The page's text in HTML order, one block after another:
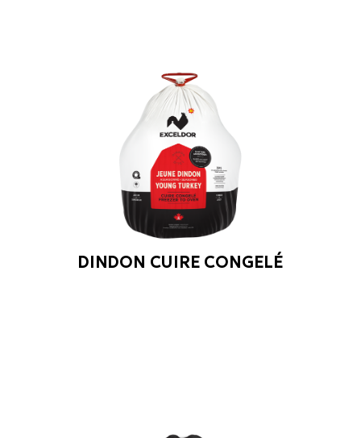
DINDON CUIRE CONGELÉ